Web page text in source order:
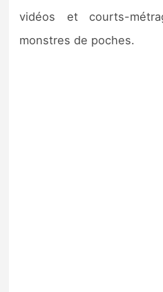
vidéos et courts-
monstres de poches.